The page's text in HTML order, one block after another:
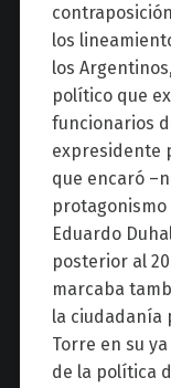
los
los
político que
funcionarios
expresidente
que encaró
protagonismo
Eduardo
posterior al
marcaba
la ciudadanía
Torre en su
de la política